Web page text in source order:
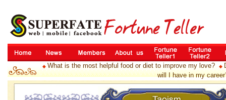
◆What is the most helpful food or diet to improve my love? ◆
will I have in my